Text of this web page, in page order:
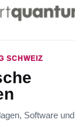
SCHWEIZ
Software und